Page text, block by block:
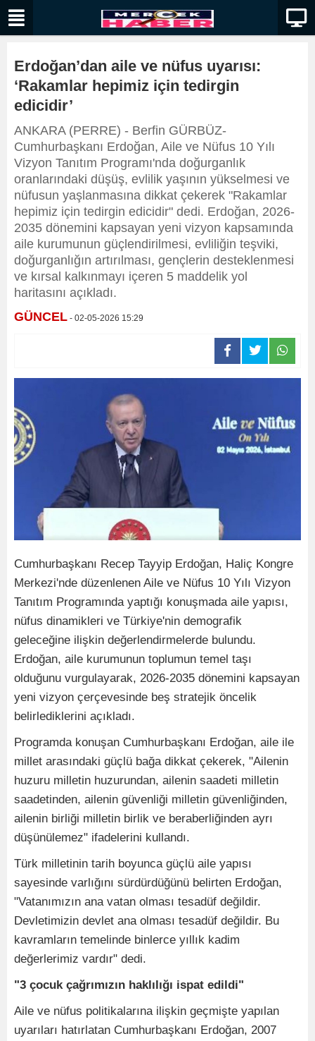
Erdoğan’dan aile ve nüfus uyarısı:
‘Rakamlar hepimiz için tedirgin
edicidir’
ANKARA (PERRE) - Berfin GÜRBÜZ-
Cumhurbaşkanı Erdoğan, Aile ve Nüfus 10 Yılı
Vizyon Tanıtım Programı'nda doğurganlık
oranlarındaki düşüş, evlilik yaşının yükselmesi ve
nüfusun yaşlanmasına dikkat çekerek "Rakamlar
hepimiz için tedirgin edicidir" dedi. Erdoğan, 2026-
2035 dönemini kapsayan yeni vizyon kapsamında
aile kurumunun güçlendirilmesi, evliliğin teşviki,
doğurganlığın artırılması, gençlerin desteklenmesi
ve kırsal kalkınmayı içeren 5 maddelik yol
haritasını açıkladı.
GÜNCEL - 02-05-2026 15:29
Cumhurbaşkanı Recep Tayyip Erdoğan, Haliç Kongre
Merkezi'nde düzenlenen Aile ve Nüfus 10 Yılı Vizyon
Tanıtım Programında yaptığı konuşmada aile yapısı,
nüfus dinamikleri ve Türkiye'nin demografik
geleceğine ilişkin değerlendirmelerde bulundu.
Erdoğan, aile kurumunun toplumun temel taşı
olduğunu vurgulayarak, 2026-2035 dönemini kapsayan
yeni vizyon çerçevesinde beş stratejik öncelik
belirlediklerini açıkladı.
Programda konuşan Cumhurbaşkanı Erdoğan, aile ile
millet arasındaki güçlü bağa dikkat çekerek, "Ailenin
huzuru milletin huzurundan, ailenin saadeti milletin
saadetinden, ailenin güvenliği milletin güvenliğinden,
ailenin birliği milletin birlik ve beraberliğinden ayrı
düşünülemez" ifadelerini kullandı.
Türk milletinin tarih boyunca güçlü aile yapısı
sayesinde varlığını sürdürdüğünü belirten Erdoğan,
"Vatanımızın ana vatan olması tesadüf değildir.
Devletimizin devlet ana olması tesadüf değildir. Bu
kavramların temelinde binlerce yıllık kadim
değerlerimiz vardır" dedi.
"3 çocuk çağrımızın haklılığı ispat edildi"
Aile ve nüfus politikalarına ilişkin geçmişte yapılan
uyarıları hatırlatan Cumhurbaşkanı Erdoğan, 2007